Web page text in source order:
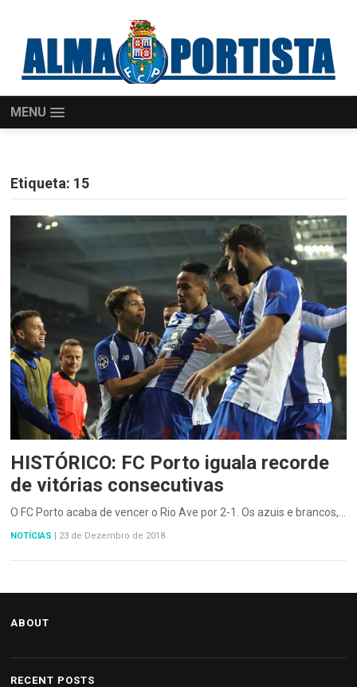
MENU
Etiqueta: 15
HISTÓRICO: FC Porto iguala recorde
de vitórias consecutivas
O FC Porto acaba de vencer o Rio Ave por 2-1. Os azuis e brancos,…
NOTÍCIAS | 23 de Dezembro de 2018
ABOUT
RECENT POSTS